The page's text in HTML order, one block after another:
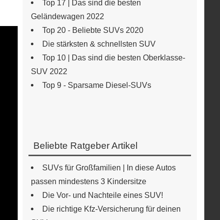
Top 17 | Das sind die besten
Geländewagen 2022
Top 20 - Beliebte SUVs 2020
Die stärksten & schnellsten SUV
Top 10 | Das sind die besten Oberklasse-
SUV 2022
Top 9 - Sparsame Diesel-SUVs
Beliebte Ratgeber Artikel
SUVs für Großfamilien | In diese Autos
passen mindestens 3 Kindersitze
Die Vor- und Nachteile eines SUV!
Die richtige Kfz-Versicherung für deinen